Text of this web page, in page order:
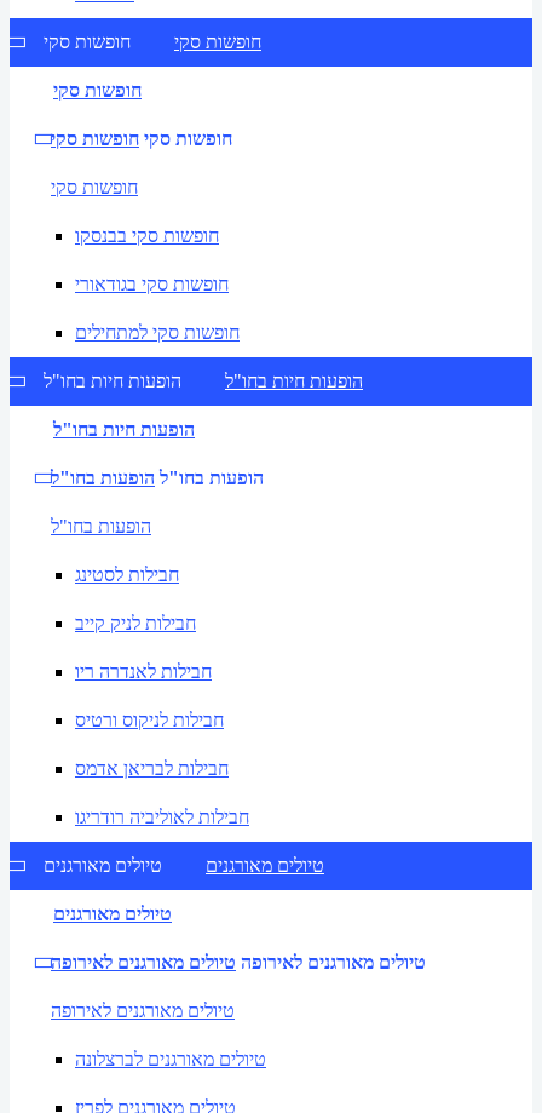
חופשות סקי חופשות סקי
חופשות סקי
חופשות סקי חופשות סקי
חופשות סקי
חופשות סקי בבנסקו
חופשות סקי בגודאורי
חופשות סקי למתחילים
הופעות חיות בחו"ל הופעות חיות בחו"ל
הופעות חיות בחו"ל
הופעות בחו"ל הופעות בחו"ל
הופעות בחו"ל
חבילות לסטינג
חבילות לניק קייב
חבילות לאנדרה ריו
חבילות לניקוס ורטיס
חבילות לבריאן אדמס
חבילות לאוליביה רודריגו
טיולים מאורגנים טיולים מאורגנים
טיולים מאורגנים
טיולים מאורגנים לאירופה טיולים מאורגנים לאירופה
טיולים מאורגנים לאירופה
טיולים מאורגנים לברצלונה
טיולים מאורגנים לפריז